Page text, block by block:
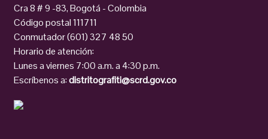
Cra 8 # 9 -83, Bogotá - Colombia
Código postal 111711
Conmutador (601) 327 48 50
Horario de atención:
Lunes a viernes 7:00 a.m. a 4:30 p.m.
Escríbenos a:distritografiti@scrd.gov.co